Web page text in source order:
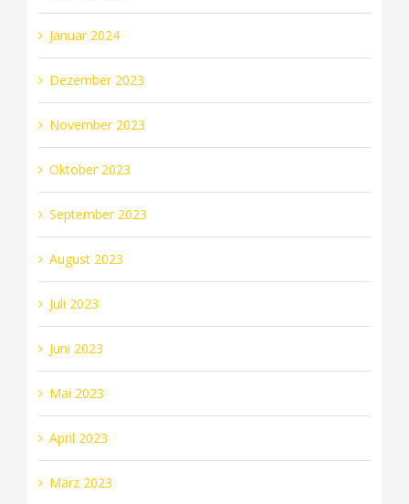
Januar 2024
Dezember 2023
November 2023
Oktober 2023
September 2023
August 2023
Juli 2023
Juni 2023
Mai 2023
April 2023
März 2023